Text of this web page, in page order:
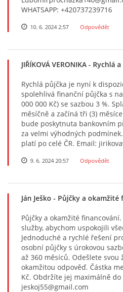
WHATSAPP: +420737239716
10. 6. 2024 2:57 Odpovědět
JIŘÍKOVÁ VERONΙΚΑ - Rychlá
Rychlá půjčka je nyní k
spolehlivá finanční půjčka s
000 000 Kč) se sazbou 3 %.
měsíčně a začíná tři (3)
bude poskytnuta bankovním
za velmi výhodných
platí po celé ČR. Email:
9. 6. 2024 20:57 Odpovědět
Ján Ješko - Půjčky a okamžité
Půjčky a okamžité
služby, abychom uspokojili
Jednoduché a rychlé řešení
osobní půjčky s úrokovou
až 360 měsíců. Odešlete svou
okamžitou odpověď. Částka
Kč. Obdržíte jej maximálně
jeskoj55@gmail.com